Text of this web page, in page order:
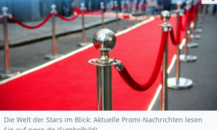
Die Welt der Stars im Blick: Aktuelle Promi-Nachrichten lesen